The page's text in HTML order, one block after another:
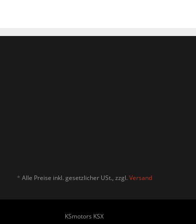
* Alle Preise inkl. gesetzlicher USt., zzgl. Versand
KSmotors KSX